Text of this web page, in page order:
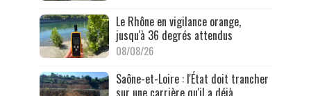
Le Rhône en vigilance orange,
jusqu'à 36 degrés attendus
08/08/26
Saône-et-Loire : l'État doit trancher
sur une carrière qu'il a déjà